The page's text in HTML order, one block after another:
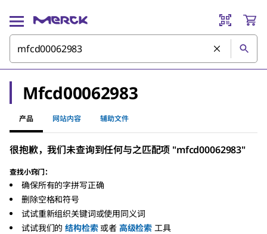
Mfcd00062983
产品 网站内容 辅助文件
很抱歉，我们未查询到任何与之匹配项 "mfcd00062983"
查找小窍门：
确保所有的字拼写正确
删除空格和符号
试试重新组织关键词或使用同义词
试试我们的 结构检索 或者 高级检索 工具